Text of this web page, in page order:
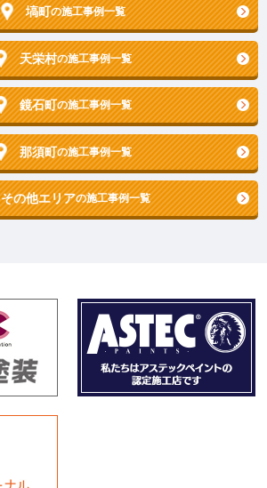
塙町の施工事例一覧
天栄村の施工事例一覧
鏡石町の施工事例一覧
那須町の施工事例一覧
その他エリアの施工事例一覧